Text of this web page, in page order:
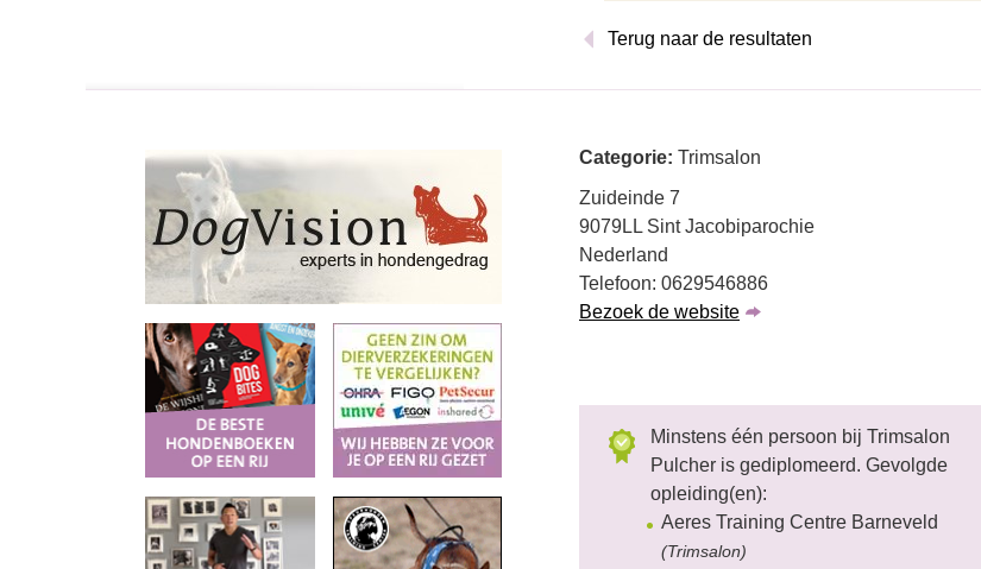
Terug naar de resultaten
Categorie: Trimsalon
Zuideinde 7
9079LL Sint Jacobiparochie
Nederland
Telefoon: 0629546886
Bezoek de website
Minstens één persoon bij Trimsalon
Pulcher is gediplomeerd. Gevolgde
opleiding(en):
Aeres Training Centre Barneveld
(Trimsalon)